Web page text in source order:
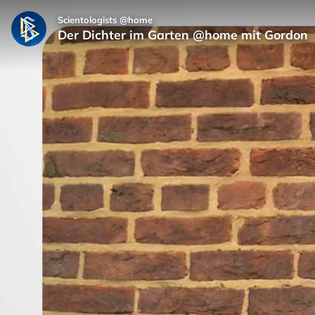
Scientologists @home
Der Dichter im Garten @home mit Gordon